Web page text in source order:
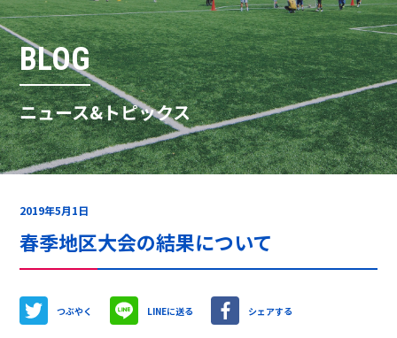
BLOG
ニュース&トピックス
2019年5月1日
春季地区大会の結果について
つぶやく LINEに送る シェアする